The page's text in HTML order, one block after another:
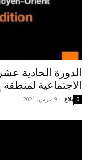
الدورة الحادية
الاجتماعية
بلاغ - 9 مارس، 2021 0